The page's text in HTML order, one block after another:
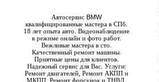
АвтосервисBMW
квалифицированные мастера в СПб.
18 лет опыта авто. Видеонаблюдение
в режиме онлайн и фото работ.
Вежливые мастера в сто.
Качественный ремонт машины.
Приятные цены для клиентов.
Надежный сервис для Вас. Услуги:
Ремонт двигателей, Ремонт АКПП и
МКПП, Ремонт форсунок и ТНВД,